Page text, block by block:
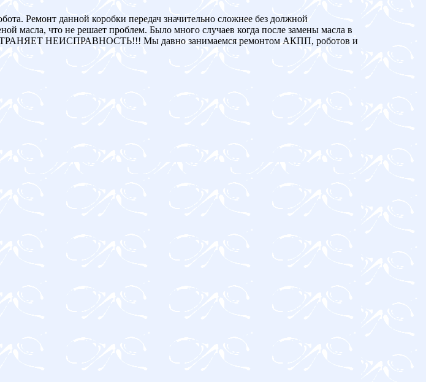
Ремонт данной коробки передач значительно сложнее без должной
масла, что не решает проблем. Было много случаев когда после замены масла в
НЕИСПРАВНОСТЬ!!! Мы давно занимаемся ремонтом АКПП, роботов и